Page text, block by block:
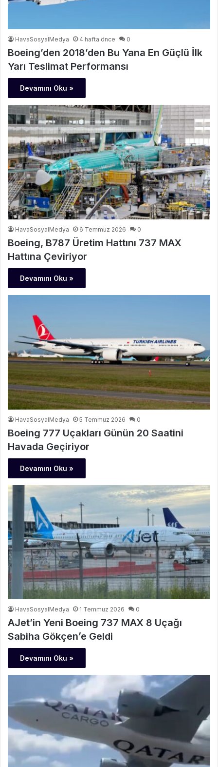
HavaSosyalMedya 4 hafta önce 0
Boeing’den 2018’den Bu Yana En Güçlü İlk
Yarı Teslimat Performansı
Devamını Oku »
HavaSosyalMedya 6 Temmuz 2026 0
Boeing, B787 Üretim Hattını 737 MAX
Hattına Çeviriyor
Devamını Oku »
HavaSosyalMedya 5 Temmuz 2026 0
Boeing 777 Uçakları Günün 20 Saatini
Havada Geçiriyor
Devamını Oku »
HavaSosyalMedya 1 Temmuz 2026 0
AJet’in Yeni Boeing 737 MAX 8 Uçağı
Sabiha Gökçen’e Geldi
Devamını Oku »